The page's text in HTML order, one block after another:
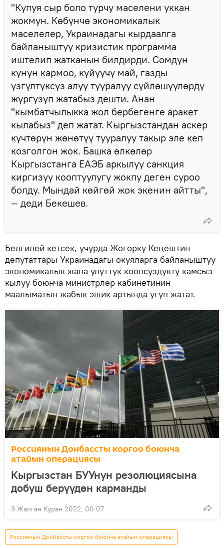
"Купуя сыр боло турчу маселени уккан
жокмун. Көбүнчө экономикалык
маселелер, Украинадагы кырдаалга
байланыштуу кризистик программа
иштелип жатканын билдирди. Сомдун
кунун кармоо, күйүүчү май, газды
үзгүлтүксүз алуу тууралуу сүйлөшүүлөрдү
жүргүзүп жатабыз дешти. Анан
"кымбатчылыкка жол бербегенге аракет
кылабыз" деп жатат. Кыргызстандан аскер
күчтөрүн жөнөтүү тууралуу такыр эле кеп
козголгон жок. Башка өлкөлөр
Кыргызстанга ЕАЭБ аркылуу санкция
киргизүү кооптуулугу жокпу деген суроо
болду. Мындай көйгөй жок экенин айтты",
— деди Бекешев.
Белгилей кетсек, учурда Жогорку Кеңештин
депутаттары Украинадагы окуяларга байланыштуу
экономикалык жана улуттук коопсуздукту камсыз
кылуу боюнча министрлер кабинетинин
маалыматын жабык эшик артында угуп жатат.
Россиянын Донбассты коргоо боюнча
атайын операциясы
Кыргызстан БУУнун резолюциясына
добуш берүүдөн карманды
3 Жалган Куран 2022, 00:07
Россиянын Донбассты коргоо боюнча атайын операциясы